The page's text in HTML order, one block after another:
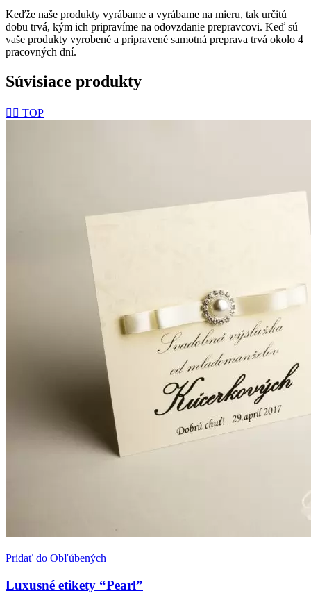
Keďže naše produkty vyrábame a vyrábame na mieru, tak určitú
dobu trvá, kým ich pripravíme na odovzdanie prepravcovi. Keď sú
vaše produkty vyrobené a pripravené samotná preprava trvá okolo 4
pracovných dní.
Súvisiace produkty
👌🏻 TOP
Pridať do Obľúbených
Luxusné etikety “Pearl”